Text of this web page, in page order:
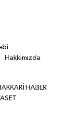
Hakkımızda
HABER